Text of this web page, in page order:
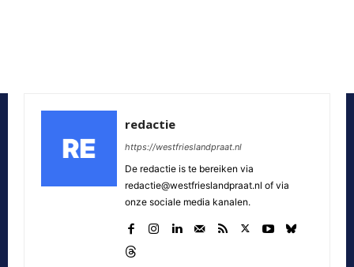
redactie
https://westfrieslandpraat.nl
De redactie is te bereiken via
redactie@westfrieslandpraat.nl of via
onze sociale media kanalen.